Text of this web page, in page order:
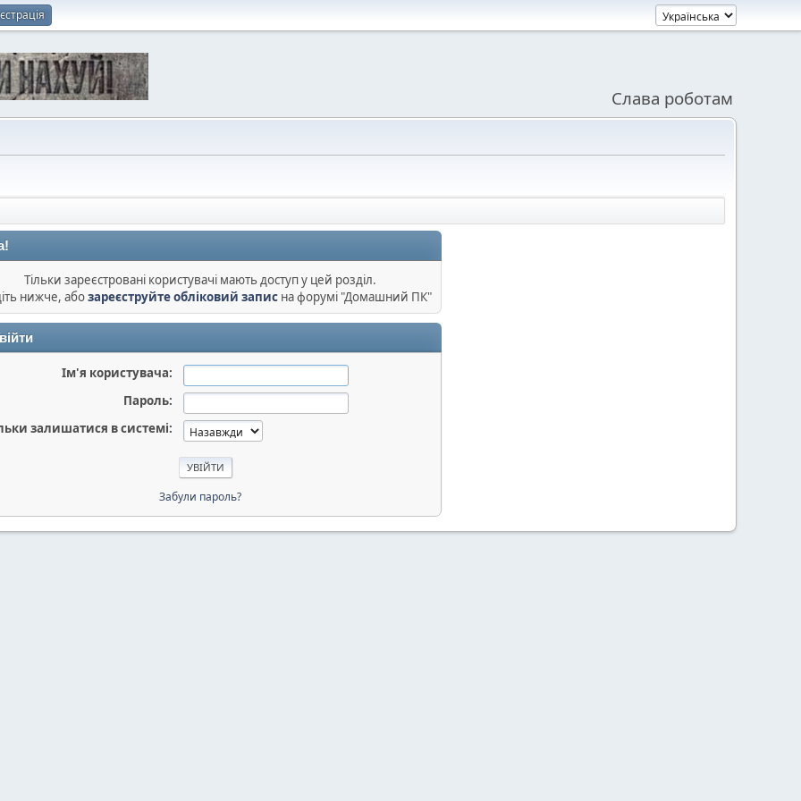
Слава роботам
Тільки зареєстровані користувачі мають доступ у цей розділ.
нижче, абозареєструйте обліковий записна форумі "Домашний ПК"
Ім'я користувача:
Пароль:
залишатися в системі:
Забули пароль?